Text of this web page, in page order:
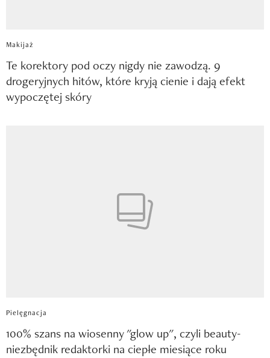
Makijaż
Te korektory pod oczy nigdy nie zawodzą. 9
drogeryjnych hitów, które kryją cienie i dają efekt
wypoczętej skóry
Pielęgnacja
100% szans na wiosenny "glow up", czyli beauty-
niezbędnik redaktorki na ciepłe miesiące roku